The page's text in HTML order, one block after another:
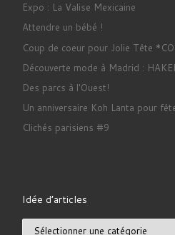
Expo : La Valise Mexicaine
Attendre un bébé !
Coup de coeur pour Jolie Tête
Découverte mode à Madrid : HAKEI
Des parcs à l'Ouest!
Un anniversaire Koh Lanta pour
Clichés parisiens #9
Idée d’articles